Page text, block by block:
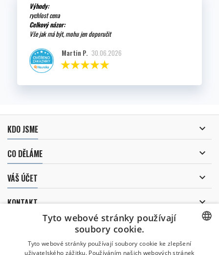
Výhody:
rychlost cena
Celkový názor:
Vše jak má být, mohu jen doporučit
Martin P. 30.06.2026
KDO JSME 
CO DĚLÁME 
VÁŠ ÚČET 
KONTAKT 
ODBĚR NOVINEK
CZECH
Tyto webové stránky používají
soubory cookie.
Tyto webové stránky používají soubory cookie ke zlepšení
uživatelského zážitku. Používáním našich webových stránek